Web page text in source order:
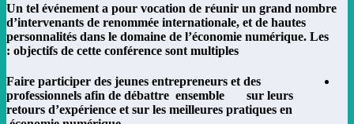
Un tel événement a pour vocation de réunir un grand nombre
d’intervenants de renommée internationale, et de hautes
personnalités dans le domaine de l’économie numérique. Les
objectifs de cette conférence sont multiples :
Faire participer des jeunes entrepreneurs et des
professionnels afin de débattre ensemble sur leurs
retours d’expérience et sur les meilleures pratiques en